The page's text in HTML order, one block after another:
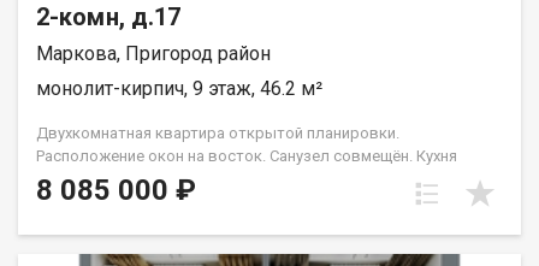
2-комн, д.17
Маркова, Пригород район
монолит-кирпич, 9 этаж, 46.2 м²
Двухкомнатная квартира открытой планировки.
Расположение окон на восток. Санузел совмещён. Кухня
выделена в нишу. Идеальное решение для первого жилья или
в качестве инвестиций. Прекрасно подойдет молодой семье
8 085 000 ₽